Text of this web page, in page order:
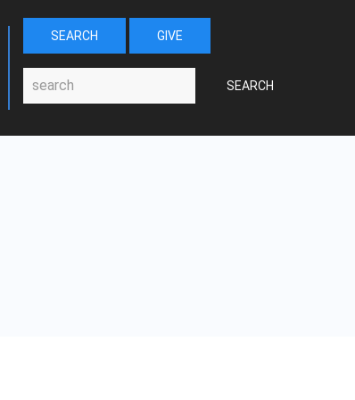
SEARCH GIVE
Search